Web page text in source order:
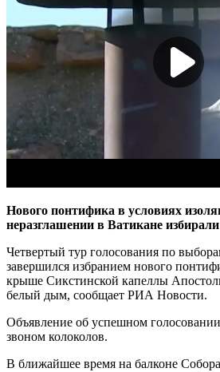
Нового понтифика в условиях
неразглашении в Ватикане
Четвертый тур голосования по
завершился избранием нового
крыше Сикстинской капеллы
белый дым, сообщает РИА Новости.
Объявление об успешном
звоном колоколов.
В ближайшее время на балконе